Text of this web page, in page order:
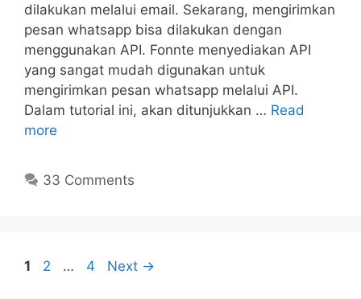
dilakukan melalui email. Sekarang, mengirimkan
pesan whatsapp bisa dilakukan dengan
menggunakan API. Fonnte menyediakan API
yang sangat mudah digunakan untuk
mengirimkan pesan whatsapp melalui API.
Dalam tutorial ini, akan ditunjukkan … Read
more
33 Comments
Page
1 Page
2 … Page
4 Next →